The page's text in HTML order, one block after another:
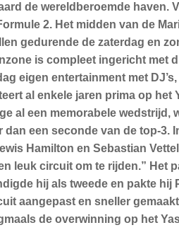
de wereldberoemde haven.
2. Het midden van de
gedurende de zaterdag en
is compleet ingericht met
eigen entertainment met
al enkele jaren prima op
al een memorabele
dan een seconde van de top-3.
Hamilton en Sebastian
leuk circuit om te rijden.” Het
hij als tweede en pakte
aangepast en sneller
de overwinning op het